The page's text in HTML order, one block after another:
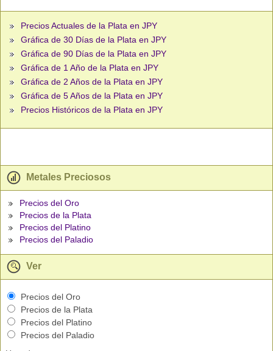
Precios Actuales de la Plata en JPY
Gráfica de 30 Días de la Plata en JPY
Gráfica de 90 Días de la Plata en JPY
Gráfica de 1 Año de la Plata en JPY
Gráfica de 2 Años de la Plata en JPY
Gráfica de 5 Años de la Plata en JPY
Precios Históricos de la Plata en JPY
Metales Preciosos
Precios del Oro
Precios de la Plata
Precios del Platino
Precios del Paladio
Ver
Precios del Oro
Precios de la Plata
Precios del Platino
Precios del Paladio